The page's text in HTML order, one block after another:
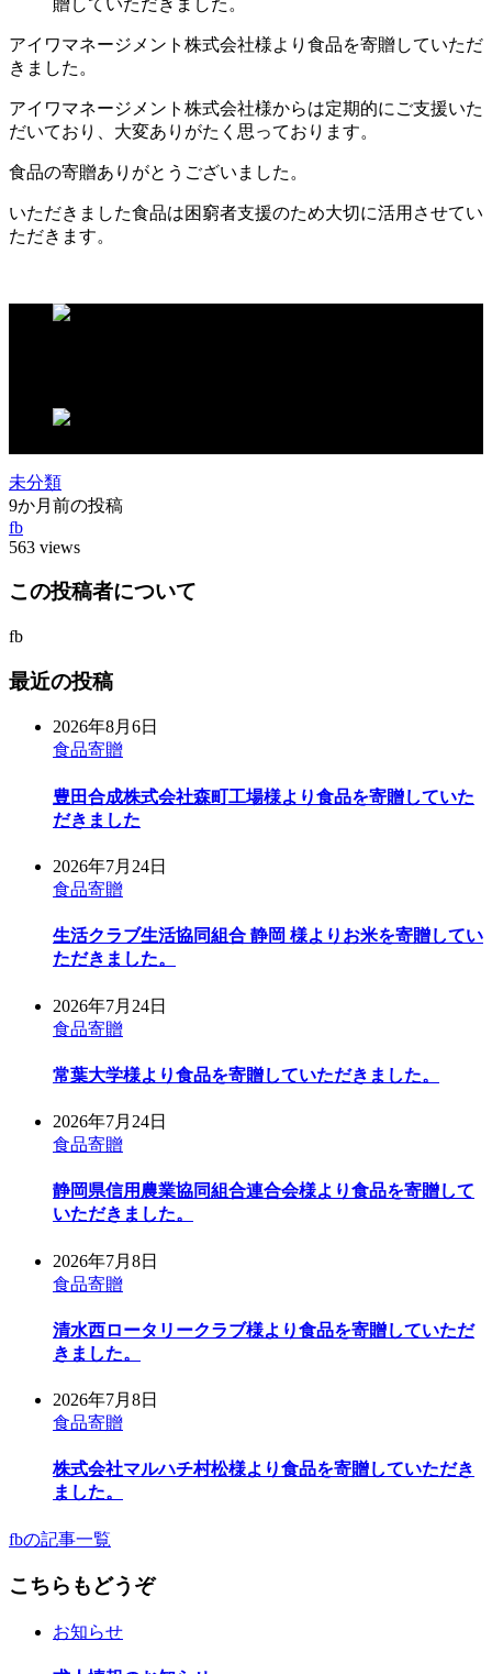
アイワマネージメント株式会社様より食品を寄贈していただ
きました。
アイワマネージメント株式会社様からは定期的にご支援いた
だいており、大変ありがたく思っております。
食品の寄贈ありがとうございました。
いただきました食品は困窮者支援のため大切に活用させてい
ただきます。
未分類
9か月前の投稿
fb
563 views
この投稿者について
fb
最近の投稿
2026年8月6日
食品寄贈
豊田合成株式会社森町工場様より食品を寄贈していた
だきました
2026年7月24日
食品寄贈
生活クラブ生活協同組合 静岡 様よりお米を寄贈してい
ただきました。
2026年7月24日
食品寄贈
常葉大学様より食品を寄贈していただきました。
2026年7月24日
食品寄贈
静岡県信用農業協同組合連合会様より食品を寄贈して
いただきました。
2026年7月8日
食品寄贈
清水西ロータリークラブ様より食品を寄贈していただ
きました。
2026年7月8日
食品寄贈
株式会社マルハチ村松様より食品を寄贈していただき
ました。
fbの記事一覧
こちらもどうぞ
お知らせ